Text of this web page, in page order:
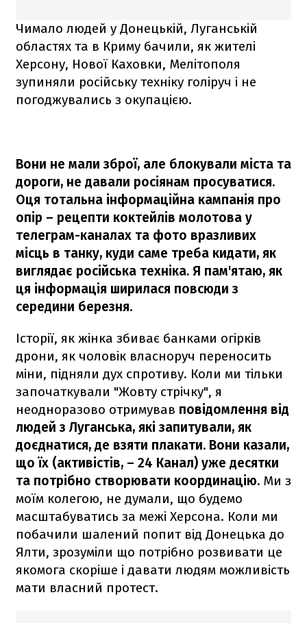
Чимало людей у Донецькій, Луганській
областях та в Криму бачили, як жителі
Херсону, Нової Каховки, Мелітополя
зупиняли російську техніку голіруч і не
погоджувались з окупацією.
Вони не мали зброї, але блокували міста та
дороги, не давали росіянам просуватися.
Оця тотальна інформаційна кампанія про
опір – рецепти коктейлів молотова у
телеграм-каналах та фото вразливих
місць в танку, куди саме треба кидати, як
виглядає російська техніка. Я пам'ятаю, як
ця інформація ширилася повсюди з
середини березня.
Історії, як жінка збиває банками огірків
дрони, як чоловік власноруч переносить
міни, підняли дух спротиву. Коли ми тільки
започаткували "Жовту стрічку", я
неодноразово отримував повідомлення від
людей з Луганська, які запитували, як
доєднатися, де взяти плакати. Вони казали,
що їх (активістів, – 24 Канал) уже десятки
та потрібно створювати координацію. Ми з
моїм колегою, не думали, що будемо
масштабуватись за межі Херсона. Коли ми
побачили шалений попит від Донецька до
Ялти, зрозуміли що потрібно розвивати це
якомога скоріше і давати людям можливість
мати власний протест.